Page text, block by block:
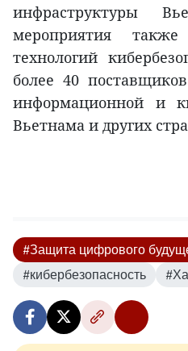
инфраструктуры
мероприятия
технологий
более 40
информационной и
Вьетнама и других
#Защита цифрового
#кибербезопасность